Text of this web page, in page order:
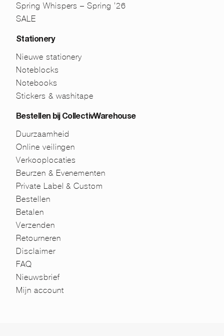
Spring Whispers – Spring ’26
SALE
Stationery
Nieuwe stationery
Noteblocks
Notebooks
Stickers & washitape
Bestellen bij CollectivWarehouse
Duurzaamheid
Online veilingen
Verkooplocaties
Beurzen & Evenementen
Private Label & Custom
Bestellen
Betalen
Verzenden
Retourneren
Disclaimer
FAQ
Nieuwsbrief
Mijn account